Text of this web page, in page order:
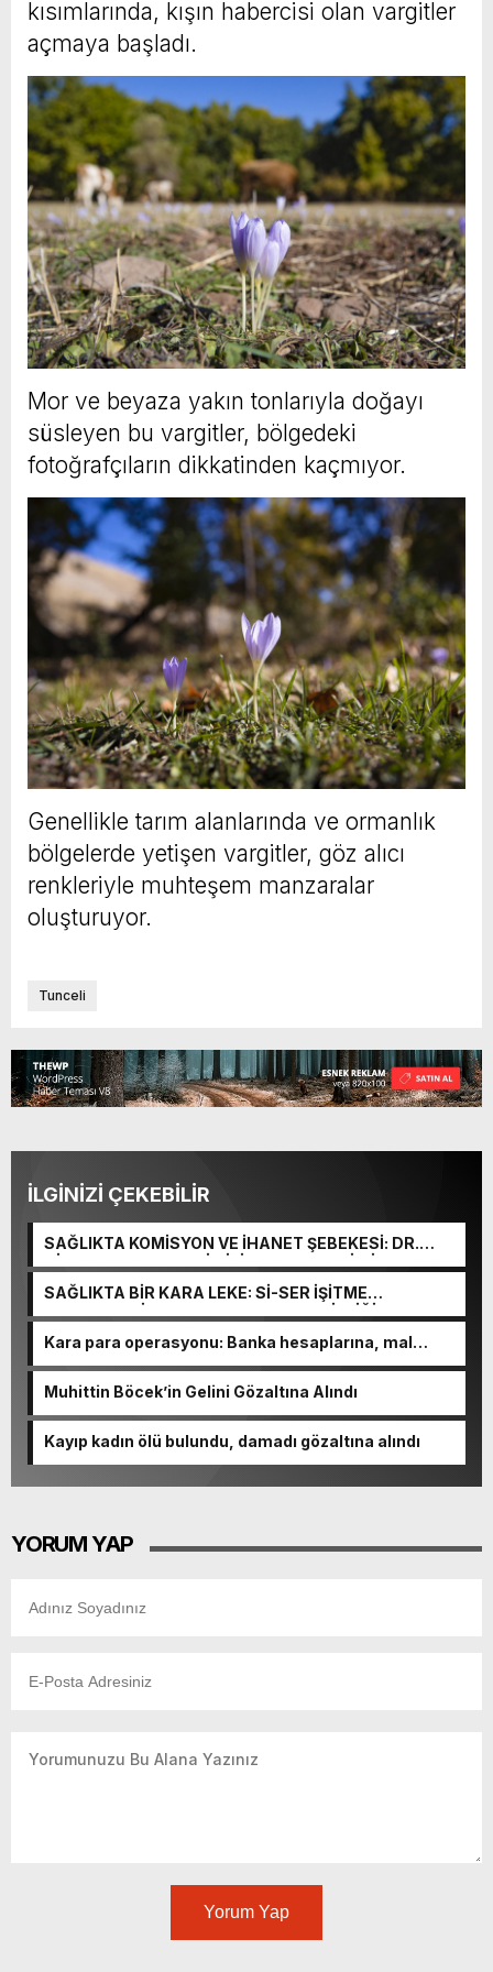
kısımlarında, kışın habercisi olan vargitler
açmaya başladı.
Mor ve beyaza yakın tonlarıyla doğayı
süsleyen bu vargitler, bölgedeki
fotoğrafçıların dikkatinden kaçmıyor.
Genellikle tarım alanlarında ve ormanlık
bölgelerde yetişen vargitler, göz alıcı
renkleriyle muhteşem manzaralar
oluşturuyor.
Tunceli
İLGİNİZİ ÇEKEBİLİR
SAĞLIKTA KOMİSYON VE İHANET ŞEBEKESİ: DR.
NİHAT URUÇ VE SEMİH İŞİTME MERKEZİ’NİN SGK
VURGUNU!
SAĞLIKTA BİR KARA LEKE: Sİ-SER İŞİTME
MERKEZLERİ VE MODERN UMUT TACİRLİĞİ
Kara para operasyonu: Banka hesaplarına, mal
Muhittin Böcek’in Gelini Gözaltına Alındı
Kayıp kadın ölü bulundu, damadı gözaltına alındı
YORUM YAP
Yorum Yap